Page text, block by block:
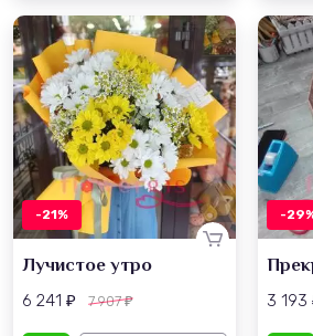
-21%
Лучистое утро
6 241 ₽ 7 907₽
-
3 193